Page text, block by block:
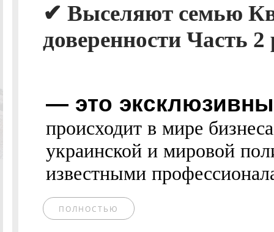
✔ Выселяют семью
доверенности Часть 2
— это
происходит в мире
украинской и мировой
известными
ПОЛНОСТЬЮ